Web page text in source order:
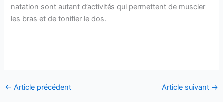
natation sont autant d’activités qui permettent de muscler
les bras et de tonifier le dos.
← Article précédent Article suivant →